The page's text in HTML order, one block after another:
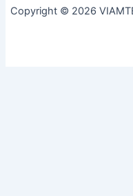
Copyright © 2026